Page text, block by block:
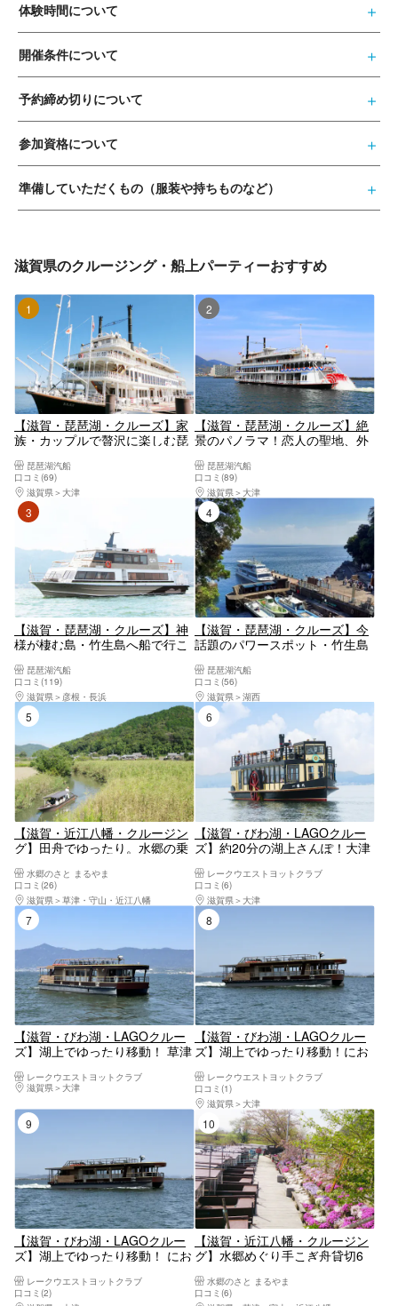
体験時間について
開催条件について
予約締め切りについて
参加資格について
準備していただくもの（服装や持ちものなど）
滋賀県のクルージング・船上パーティーおすすめ
1位
【滋賀・琵琶湖・クルーズ】家
族・カップルで贅沢に楽しむ琵
ガンでゆったり琵琶湖を楽しも
う！（90分・大津港発着）
琵琶湖汽船
口コミ(69)
滋賀県
大津
2位
【滋賀・琵琶湖・クルーズ】絶
景のパノラマ！恋人の聖地、外
満喫しよう！（60分・大津港発
着）
琵琶湖汽船
口コミ(89)
滋賀県
大津
【滋賀・琵琶湖・クルーズ】神
様が棲む島・竹生島へ船で行こ
琵琶湖汽船
口コミ(119)
滋賀県
彦根・長浜
4位
【滋賀・琵琶湖・クルーズ】今
話題のパワースポット・竹生島
琵琶湖汽船
口コミ(56)
滋賀県
湖西
【滋賀・近江八幡・クルージン
グ】田舟でゆったり。水郷の乗
水郷のさと まるやま
口コミ(26)
滋賀県
草津・守山・近江八幡
6位
【滋賀・びわ湖・LAGOクルー
ズ】約20分の湖上さんぽ！大津
レークウエストヨットクラブ
口コミ(6)
滋賀県
大津
【滋賀・びわ湖・LAGOクルー
ズ】湖上でゆったり移動！ 草津
→おごと温泉港行き
レークウエストヨットクラブ
滋賀県
大津
【滋賀・びわ湖・LAGOクルー
ズ】湖上でゆったり移動！にお
→草津烏丸半島港（琵琶湖博物
館）行き
レークウエストヨットクラブ
口コミ(1)
滋賀県
大津
【滋賀・びわ湖・LAGOクルー
ズ】湖上でゆったり移動！ にお
→おごと温泉港行き
レークウエストヨットクラブ
口コミ(2)
10位
【滋賀・近江八幡・クルージン
グ】水郷めぐり手こぎ舟貸切6
水郷のさと まるやま
口コミ(6)